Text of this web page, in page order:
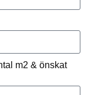
m2 & önskat